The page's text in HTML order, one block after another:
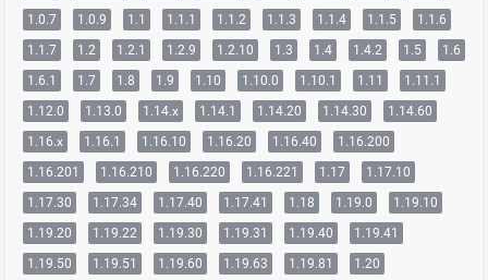
1.0.7
1.0.9 1.1 1.1.1 1.1.2 1.1.3 1.1.4 1.1.5
1.1.6
1.1.7
1.2 1.2.1 1.2.9 1.2.10 1.3 1.4 1.4.2 1.5
1.6
1.6.1
1.7 1.8 1.9 1.10 1.10.0 1.10.1 1.11
1.11.1
1.12.0
1.13.0 1.14.x 1.14.1 1.14.20 1.14.30
1.14.60
1.16.x
1.16.1 1.16.10 1.16.20 1.16.40
1.16.200
1.16.201
1.16.210 1.16.220 1.16.221 1.17
1.17.10
1.17.30
1.17.34 1.17.40 1.17.41 1.18 1.19.0
1.19.10
1.19.20
1.19.22 1.19.30 1.19.31 1.19.40
1.19.41
1.19.50
1.19.51 1.19.60 1.19.63 1.19.81 1.20